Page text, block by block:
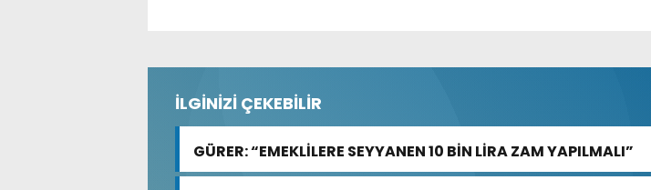
İLGİNİZİ ÇEKEBİLİR
GÜRER: “EMEKLİLERE SEYYANEN 10 BİN LİRA ZAM YAPILMALI”